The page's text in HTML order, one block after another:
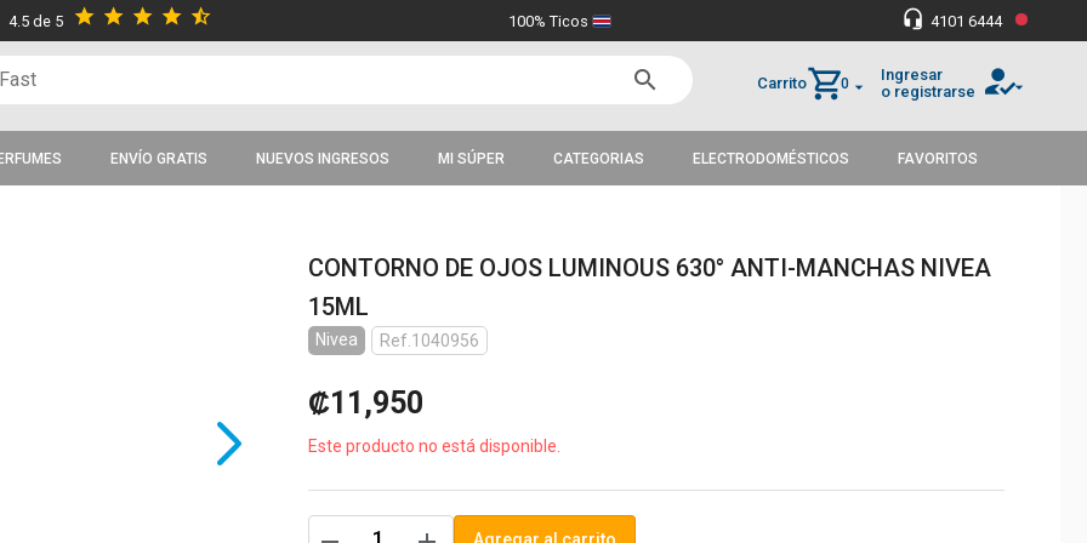
4.5 de 5 star star star star star_half 100% Ticos headset_mic 4101 6444 •
search Carritoshopping_cart0 arrow_drop_down
Ingresar
o registrarse how_to_reg
arrow_drop_down
ENVÍO GRATIS NUEVOS INGRESOS MI SÚPER CATEGORIAS ELECTRODOMÉSTICOS FAVORITOS
CONTORNO DE OJOS LUMINOUS 630° ANTI-MANCHAS NIVEA
15ML
Nivea Ref.1040956
₡11,950
Este producto no está disponible.